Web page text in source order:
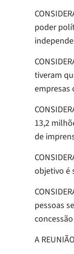
poder
tiveram
empresas
13,2
de
objetivo é
pessoas
A